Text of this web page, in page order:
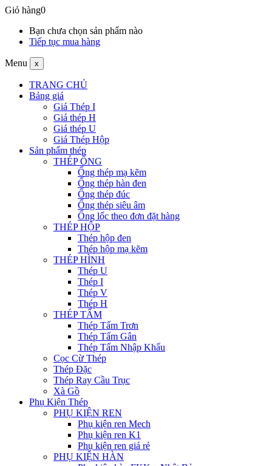
Giỏ hàng0
Bạn chưa chọn sản phẩm nào
Tiếp tục mua hàng
Menu x
TRANG CHỦ
Bảng giá
Giá Thép I
Giá thép H
Giá thép U
Giá Thép Hộp
Sản phẩm thép
THÉP ỐNG
Ống thép mạ kẽm
Ống thép hàn đen
Ống thép đúc
Ống thép siêu âm
Ống lốc theo đơn đặt hàng
THÉP HỘP
Thép hộp đen
Thép hộp mạ kẽm
THÉP HÌNH
Thép U
Thép I
Thép V
Thép H
THÉP TẤM
Thép Tấm Trơn
Thép Tấm Gân
Thép Tấm Nhập Khẩu
Cọc Cừ Thép
Thép Đặc
Thép Ray Cầu Trục
Xà Gồ
Phụ Kiện Thép
PHỤ KIỆN REN
Phụ kiện ren Mech
Phụ kiện ren K1
Phụ kiện ren giá rẻ
PHỤ KIỆN HÀN